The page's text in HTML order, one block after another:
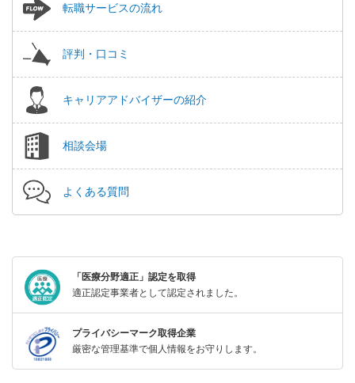
転職サービスの流れ
評判・口コミ
キャリアアドバイザーの紹介
相談会場
よくある質問
「医療分野適正」認定を取得
適正認定事業者として認定されました。
プライバシーマーク取得企業
厳密な管理基準で個人情報をお守りします。